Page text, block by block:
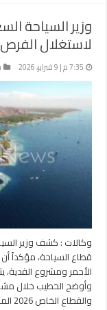
وزير السياحة
لاستغلال
7:35 م | 9 فبراير، 2026
وكالات : كشف وزير
قطاع السياحة، مؤكداً
الأحمر ومشروع
وأوضح الخطيب خلال
والقطاع الخاص 2026 المنعقد في الرياض، أن البنية التحتية …